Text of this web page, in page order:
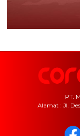
PT.
Alamat : Jl.